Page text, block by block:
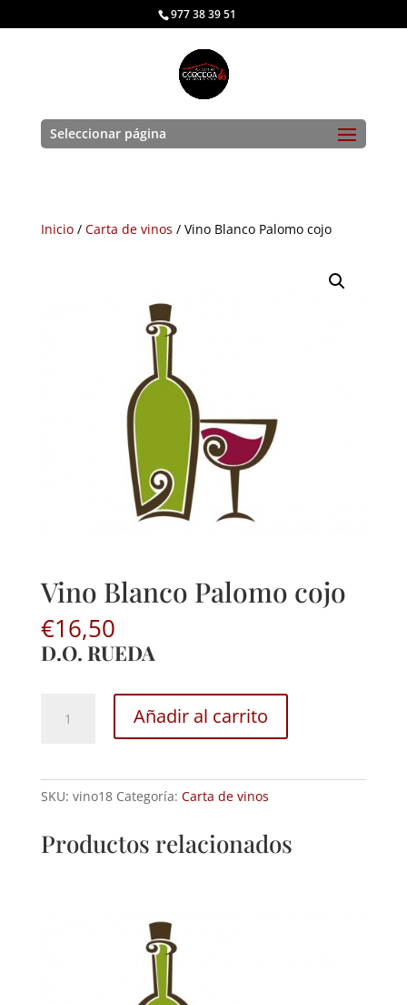
977 38 39 51
Seleccionar página
Inicio/ Carta de vinos / Vino Blanco Palomo cojo
Vino Blanco Palomo cojo
€16,50
D.O. RUEDA
Blanco
cantidad
Añadir al carrito
SKU: vino18 Categoría: Carta de vinos
Productos relacionados